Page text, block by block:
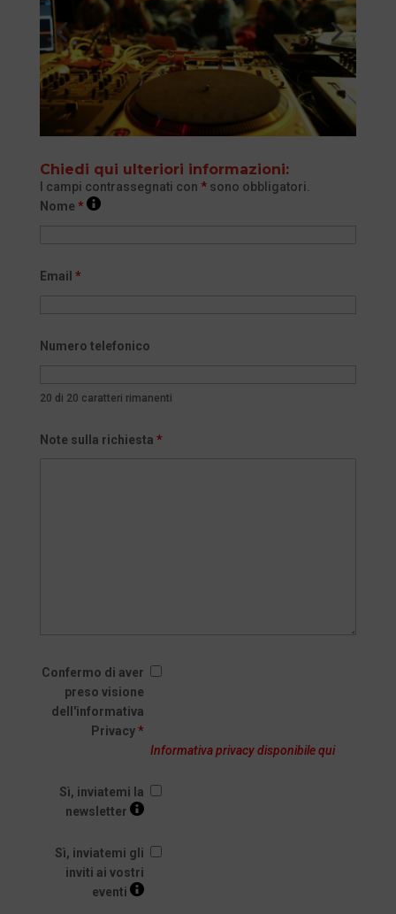
Chiedi qui ulteriori informazioni:
I campi contrassegnati con *sono obbligatori.
Nome *
Email *
Numero telefonico
20 di 20 caratteri rimanenti
Note sulla richiesta *
Confermo di aver
preso visione
dell'informativa
Privacy*
Informativa privacy disponibile qui
Sì, inviatemi la
newsletter
Sì, inviatemi gli
inviti ai vostri
eventi